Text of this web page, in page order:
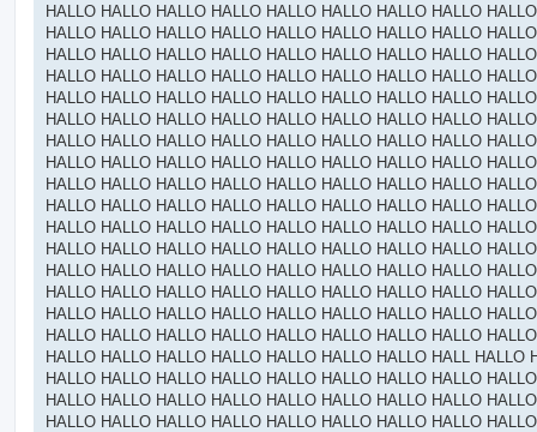
и
е
HALLO HALLO HALLO HALLO HALLO HALLO HALLO HALLO
HALLO HALLO HALLO HALLO HALLO HALLO HALLO HALLO
HALLO HALLO HALLO HALLO HALLO HALLO HALLO HALLO
HALLO HALLO HALLO HALLO HALLO HALLO HALLO HALLO
HALLO HALLO HALLO HALLO HALLO HALLO HALLO HALLO
HALLO HALLO HALLO HALLO HALLO HALLO HALLO HALLO
HALLO HALLO HALLO HALLO HALLO HALLO HALLO HALLO
HALLO HALLO HALLO HALLO HALLO HALLO HALLO HALLO
HALLO HALLO HALLO HALLO HALLO HALLO HALLO HALLO
HALLO HALLO HALLO HALLO HALLO HALLO HALLO HALLO
HALLO HALLO HALLO HALLO HALLO HALLO HALLO HALLO
HALLO HALLO HALLO HALLO HALLO HALLO HALLO HALLO
HALLO HALLO HALLO HALLO HALLO HALLO HALLO HALLO
HALLO HALLO HALLO HALLO HALLO HALLO HALLO HALLO
HALLO HALLO HALLO HALLO HALLO HALLO HALLO HALLO
HALLO HALLO HALLO HALLO HALLO HALLO HALLO HALLO
HALLO HALLO HALLO HALLO HALLO HALLO HALLO HALL HALLO
HALLO HALLO HALLO HALLO HALLO HALLO HALLO HALLO
HALLO HALLO HALLO HALLO HALLO HALLO HALLO HALLO
HALLO HALLO HALLO HALLO HALLO HALLO HALLO HALLO